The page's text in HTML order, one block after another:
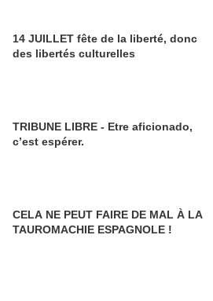
14 JUILLET fête de la liberté, donc
des libertés culturelles
TRIBUNE LIBRE - Etre aficionado,
c’est espérer.
CELA NE PEUT FAIRE DE MAL À LA
TAUROMACHIE ESPAGNOLE !